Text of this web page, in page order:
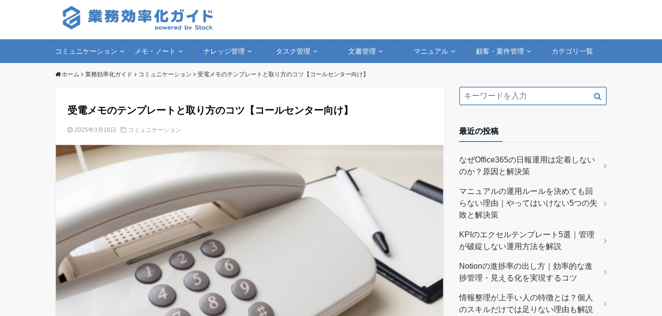
コミュニケーション メモ・ノート ナレッジ管理 タスク管理 文書管理 マニュアル 顧客・案件管理 カテゴリ一覧
ホーム 業務効率化ガイド コミュニケーション 受電メモのテンプレートと取り方のコツ【コールセンター向け】
受電メモのテンプレートと取り方のコツ【コールセンター向け】
2025年3月18日 コミュニケーション 最近の投稿
なぜOffice365の日報運用は定着しない
のか？原因と解決策
マニュアルの運用ルールを決めても回
らない理由｜やってはいけない5つの失
敗と解決策
KPIのエクセルテンプレート5選｜管理
が破綻しない運用方法を解説
Notionの進捗率の出し方｜効率的な進
捗管理・見える化を実現するコツ
情報整理が上手い人の特徴とは？個人
のスキルだけでは足りない理由も解説